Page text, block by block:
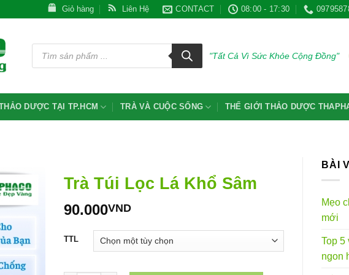
Giỏ hàng Liên Hệ CONTACT 08:00 - 17:30
Tìm
kiếm
phẩm
"Tất Cả Vì Sức Khỏe Cộng Đồng"
DƯỢC TẠI TP.HCM TRÀ VÀ CUỘC SỐNG THẾ GIỚI THẢO DƯỢC
BÀI
Mẹo
mới
Top 5
ngon
Trà Túi Lọc Lá Khổ Sâm
90.000VND
TTL